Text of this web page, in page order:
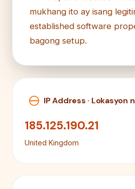
mukhang ito ay isang
established software
bagong setup.
IP Address · Lokasyon
185.125.190.21
United Kingdom